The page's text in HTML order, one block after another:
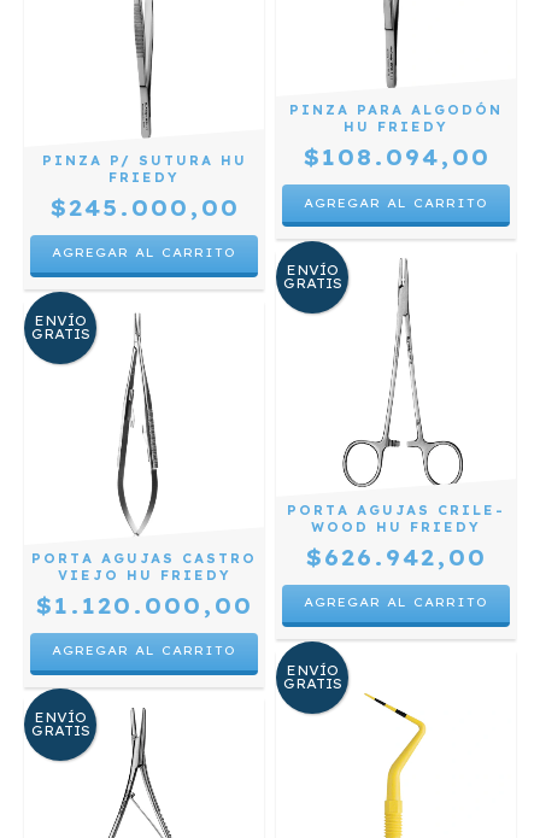
PINZA P/ SUTURA HU
FRIEDY
$245.000,00
PINZA PARA ALGODÓN
HU FRIEDY
$108.094,00
ENVÍO
GRATIS
PORTA AGUJAS CASTRO
VIEJO HU FRIEDY
$1.120.000,00
ENVÍO
GRATIS
PORTA AGUJAS CRILE-
WOOD HU FRIEDY
$626.942,00
ENVÍO
GRATIS
ENVÍO
GRATIS